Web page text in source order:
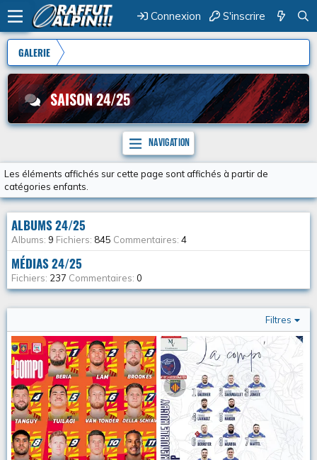
Connexion S'inscrire
GALERIE
SAISON 24/25
Navigation
Les éléments affichés sur cette page sont affichés à partir de
catégories enfants.
ALBUMS 24/25
Albums 9 Fichiers 845 Commentaires 4
MÉDIAS 24/25
Fichiers 237 Commentaires 0
Filtres